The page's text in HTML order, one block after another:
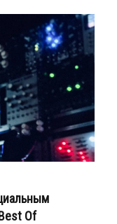
Of